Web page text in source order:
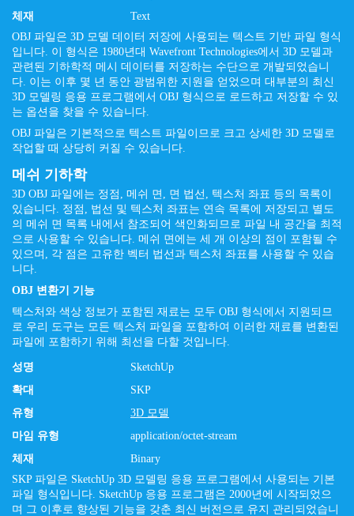
체재
Text
OBJ 파일은 3D 모델 데이터 저장에 사용되는 텍스트 기반 파일 형식
입니다. 이 형식은 1980년대 Wavefront Technologies에서 3D 모델과
관련된 기하학적 메시 데이터를 저장하는 수단으로 개발되었습니
다. 이는 이후 몇 년 동안 광범위한 지원을 얻었으며 대부분의 최신
3D 모델링 응용 프로그램에서 OBJ 형식으로 로드하고 저장할 수 있
는 옵션을 찾을 수 있습니다.
OBJ 파일은 기본적으로 텍스트 파일이므로 크고 상세한 3D 모델로
작업할 때 상당히 커질 수 있습니다.
메쉬 기하학
3D OBJ 파일에는 정점, 메쉬 면, 면 법선, 텍스처 좌표 등의 목록이
있습니다. 정점, 법선 및 텍스처 좌표는 연속 목록에 저장되고 별도
의 메쉬 면 목록 내에서 참조되어 색인화되므로 파일 내 공간을 최적
으로 사용할 수 있습니다. 메쉬 면에는 세 개 이상의 점이 포함될 수
있으며, 각 점은 고유한 벡터 법선과 텍스처 좌표를 사용할 수 있습
니다.
OBJ 변환기 기능
텍스처와 색상 정보가 포함된 재료는 모두 OBJ 형식에서 지원되므
로 우리 도구는 모든 텍스처 파일을 포함하여 이러한 재료를 변환된
파일에 포함하기 위해 최선을 다할 것입니다.
성명
SketchUp
확대
SKP
유형
3D 모델
마임 유형
application/octet-stream
체재
Binary
SKP 파일은 SketchUp 3D 모델링 응용 프로그램에서 사용되는 기본
파일 형식입니다. SketchUp 응용 프로그램은 2000년에 시작되었으
며 그 이후로 향상된 기능을 갖춘 최신 버전으로 유지 관리되었습니